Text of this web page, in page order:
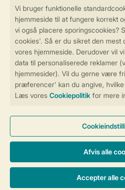
Få en personligt
på
Sikker og hurtig online
Sikker datahåndtering
Vilkår og betingelser
© 2026 Landal